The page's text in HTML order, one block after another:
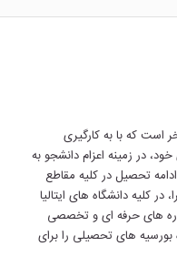
است که با به کارگیری
در زمینه اعزام دانشجو به
تحصیل در کلیه مقاطع
کلیه دانشگاه های ایتالیا
های حرفه ای و تخصصی
های تحصیلی را برای